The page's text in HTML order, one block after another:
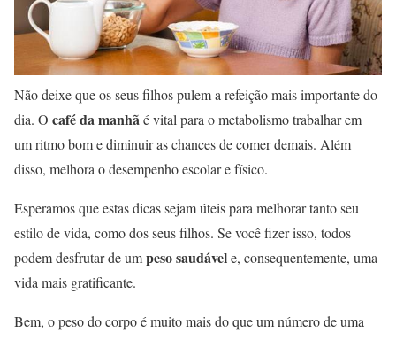
Não deixe que os seus filhos pulem a refeição mais importante do
dia. O café da manhãé vital para o metabolismo trabalhar em
um ritmo bom e diminuir as chances de comer demais. Além
disso, melhora o desempenho escolar e físico.
Esperamos que estas dicas sejam úteis para melhorar tanto seu
estilo de vida, como dos seus filhos. Se você fizer isso, todos
podem desfrutar de umpeso saudávele, consequentemente, uma
vida mais gratificante.
Bem, o peso do corpo é muito mais do que um número de uma